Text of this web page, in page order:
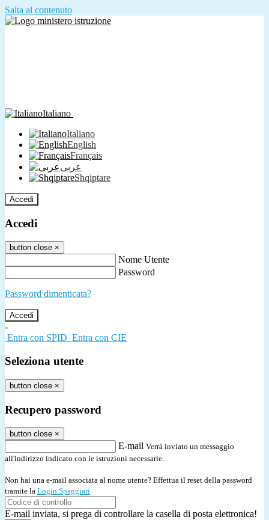
Salta al contenuto
Italiano
Italiano
English
Français
عربى
Shqiptare
Accedi
Accedi
button close ×
Nome Utente
Password
Password dimenticata?
-
Entra con SPID Entra con CIE
Seleziona utente
button close ×
Recupero password
button close ×
E-mail Verrà inviato un messaggio
all'indirizzo indicato con le istruzioni necessarie.
Non hai una e-mail associata al nome utente? Effettua il reset della password
tramite la Login Spaggiari
E-mail inviata, si prega di controllare la casella di posta elettronica!